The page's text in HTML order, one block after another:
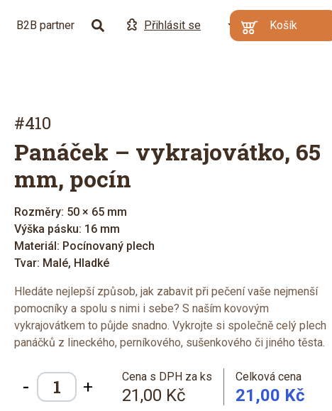
B2B partner Přihlásit se
CZ
Kč
Košík
#410
Panáček – vykrajovátko, 65
mm, pocín
Rozměry: 50 × 65 mm
Výška pásku: 16 mm
Materiál: Pocínovaný plech
Tvar: Malé, Hladké
Hledáte nejlepší způsob, jak zabavit při pečení vaše nejmenší
pomocníky a spolu s nimi i sebe? S naším kovovým
vykrajovátkem to půjde snadno. Vykrojte si společně celý plech
panáčků z lineckého, perníkového, sušenkového či jiného těsta.
- +
Cena s DPH za ks
21,00 Kč
Celková cena
21,00 Kč